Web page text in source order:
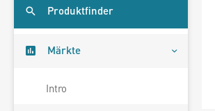
Produktfinder
Märkte
Intro